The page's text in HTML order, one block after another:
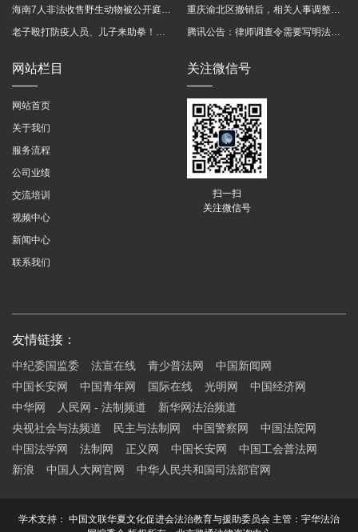
海南7人非法收售野生动物被公开庭审 涉案金额2100多万
老子殴打防疫人员、儿子来助拳！均被判刑
重庆渝北区撤销后，相关人事调整再披露
腾讯公告：律师调查令需要写明法官手机号，2025年12月31日后施行
网站栏目
网站首页
关于我们
服务流程
公司业绩
交流培训
视频中心
新闻中心
联系我们
关注微信号
扫一扫
关注微信号
友情链接：
中纪委国监委 法宣在线 青少普法网
中国新闻网
中国长安网
中国青年网 国际在线 光明网
中国经济网
中华网
人民网 - 法制频道
新华网法治频道
央视社会与法频道
民主与法制网 中国警察网
中国法院网
中国法学网
法制网 正义网 中国长安网
中国工会普法网
新浪
中国人大网官网 中华人民共和国司法部官网
学术支持： 中国文联华夏文化促进会法治教育与援助委员会 主管：宇华法治